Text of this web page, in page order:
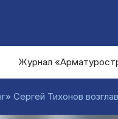
Журнал
Сергей Тихонов